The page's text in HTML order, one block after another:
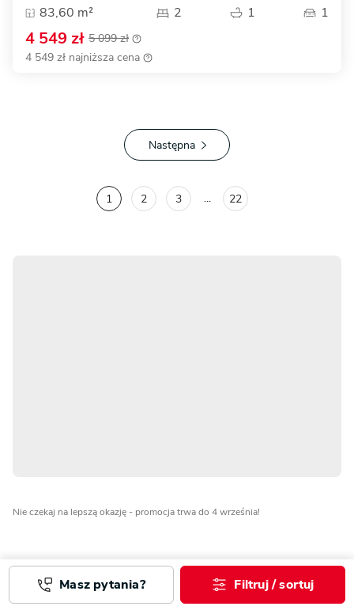
83,60 m²
2 1 1
4 549 zł 5 099 zł
4 549 zł najniższa cena
Następna
1 2 3 ... 22
Masz pytania? Filtruj / sortuj
Nie czekaj na lepszą okazję - promocja trwa do 4 września!
Partnerzy i eksperci Zobacz więcej